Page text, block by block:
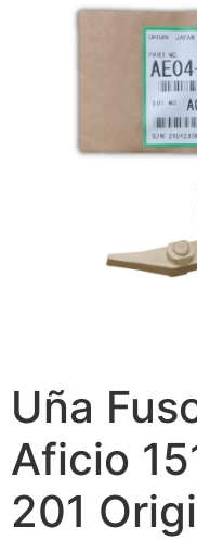
Uña
Aficio
201